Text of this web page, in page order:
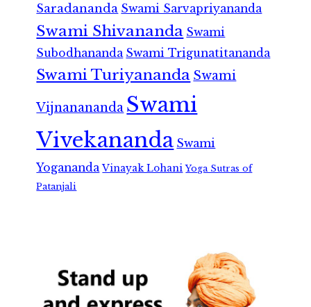
Saradananda Swami Sarvapriyananda
Swami Shivananda Swami
Subodhananda Swami Trigunatitananda
Swami Turiyananda Swami
Vijnanananda Swami
Vivekananda Swami
Yogananda Vinayak Lohani Yoga Sutras of
Patanjali